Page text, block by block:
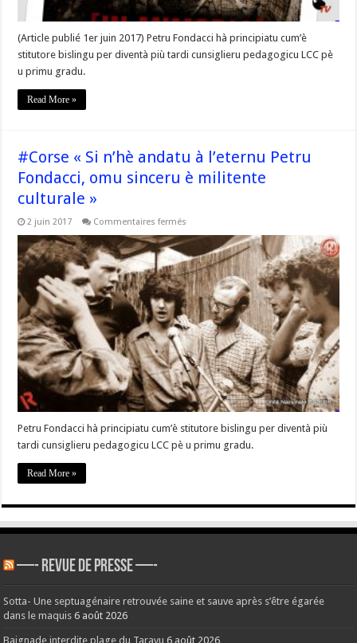
(Article publié 1er juin 2017) Petru Fondacci hà principiatu cum’è
stitutore bislingu per diventà più tardi cunsiglieru pedagogicu LCC pè
u primu gradu.
Read More »
#Corse « Si n’hè andatu à l’eternu Petru
Fondacci, omu sinceru è militente
culturale »
2 juin 2017 Commentaires fermés
« Si
n’hè
andatu
à
l’eternu
Petru
Fondacci,
omu
sinceru
è
militente
culturale »
Petru Fondacci hà principiatu cum’è stitutore bislingu per diventà più
tardi cunsiglieru pedagogicu LCC pè u primu gradu.
Read More »
—- REVUE DE PRESSE —-
Sotta- Une septuagénaire retrouvée saine et sauve après s’être égarée
dans le maquis 6 août 2026
Baignade interdite plage du Taravu 6 août 2026